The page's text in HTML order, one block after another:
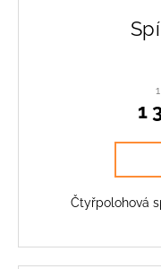
1
Čtyřpolohová